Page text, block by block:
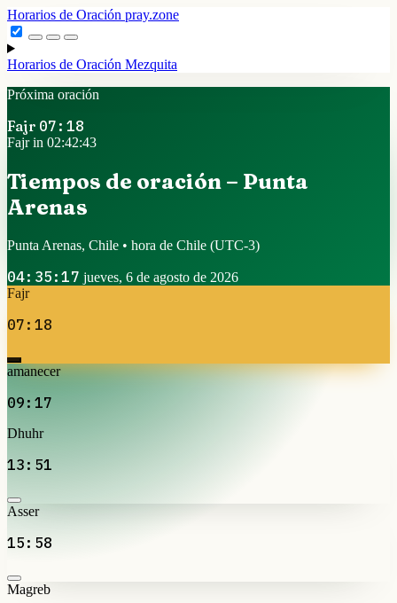
Horarios de Oración pray.zone
Horarios de Oración Mezquita
Próxima oración
Fajr 07:18
Fajr in 02:42:43
Tiempos de oración – Punta
Arenas
Punta Arenas, Chile • hora de Chile (UTC-3)
04:35:17 jueves, 6 de agosto de 2026
Fajr
07:18
amanecer
09:17
Dhuhr
13:51
Asser
15:58
Magreb